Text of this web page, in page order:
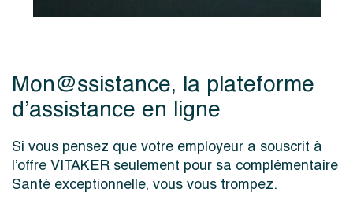
Mon@ssistance, la plateforme
d’assistance en ligne
Si vous pensez que votre employeur a souscrit à
l’offre VITAKER seulement pour sa complémentaire
Santé exceptionnelle, vous vous trompez.